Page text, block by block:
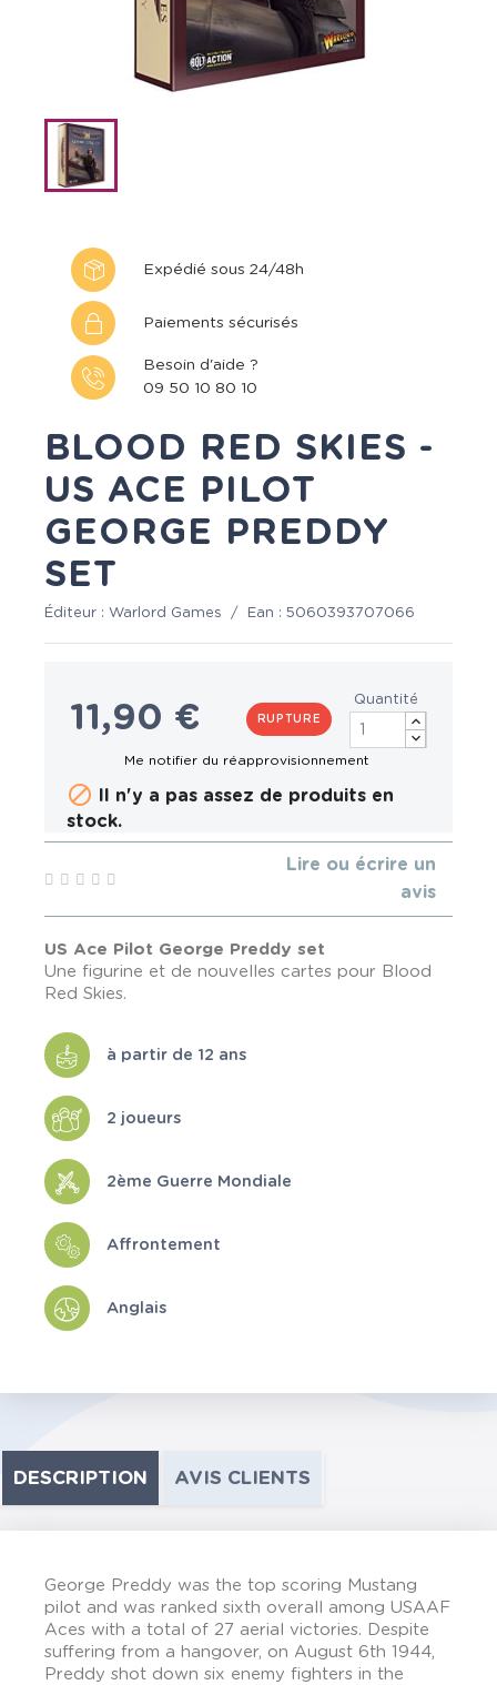
Expédié sous 24/48h
Paiements sécurisés
Besoin d'aide ?
09 50 10 80 10
BLOOD RED SKIES -
US ACE PILOT
GEORGE PREDDY
SET
Éditeur : Warlord Games / Ean : 5060393707066
11,90 € RUPTURE
Quantité
 Il n'y a pas assez de produits en
stock.
Lire ou écrire un
avis
US Ace Pilot George Preddy set
Une figurine et de nouvelles cartes pour Blood
Red Skies.
à partir de 12 ans
2 joueurs
2ème Guerre Mondiale
Affrontement
Anglais
DESCRIPTION AVIS CLIENTS
George Preddy was the top scoring Mustang
pilot and was ranked sixth overall among USAAF
Aces with a total of 27 aerial victories. Despite
suffering from a hangover, on August 6th 1944,
Preddy shot down six enemy fighters in the